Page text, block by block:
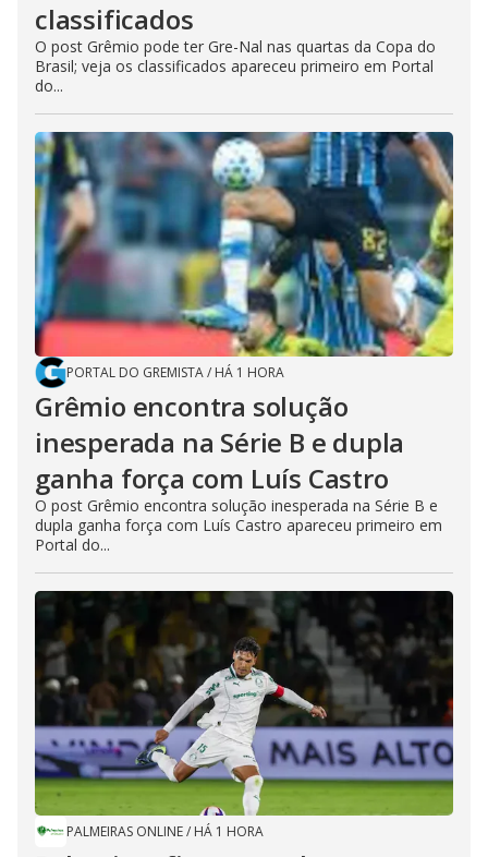
classificados
O post Grêmio pode ter Gre-Nal nas quartas da Copa do
Brasil; veja os classificados apareceu primeiro em Portal
do...
PORTAL DO GREMISTA/ HÁ 1 HORA
Grêmio encontra solução
inesperada na Série B e dupla
ganha força com Luís Castro
O post Grêmio encontra solução inesperada na Série B e
dupla ganha força com Luís Castro apareceu primeiro em
Portal do...
PALMEIRAS ONLINE/ HÁ 1 HORA